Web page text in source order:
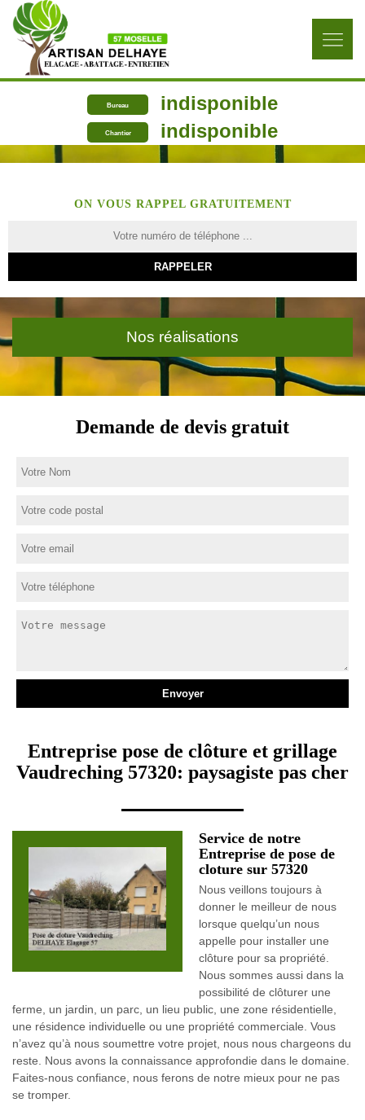
Bureau indisponible
Chantier indisponible
ON VOUS RAPPEL GRATUITEMENT
Nos réalisations
Demande de devis gratuit
Entreprise pose de clôture et grillage
Vaudreching 57320: paysagiste pas cher
Service de notre
Entreprise de pose de
cloture sur 57320
Nous veillons toujours à
donner le meilleur de nous
lorsque quelqu’un nous
appelle pour installer une
clôture pour sa propriété.
Nous sommes aussi dans la
possibilité de clôturer une
ferme, un jardin, un parc, un lieu public, une zone résidentielle,
une résidence individuelle ou une propriété commerciale. Vous
n’avez qu’à nous soumettre votre projet, nous nous chargeons du
reste. Nous avons la connaissance approfondie dans le domaine.
Faites-nous confiance, nous ferons de notre mieux pour ne pas
se tromper.